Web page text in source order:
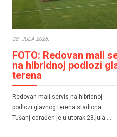
Comments
28. JULA 2026.
FOTO: Redovan mali
na hibridnoj podlozi
terena
Redovan mali servis na hibridnoj
podlozi glavnog terena stadiona
Tušanj odrađen je u utorak 28.jula….